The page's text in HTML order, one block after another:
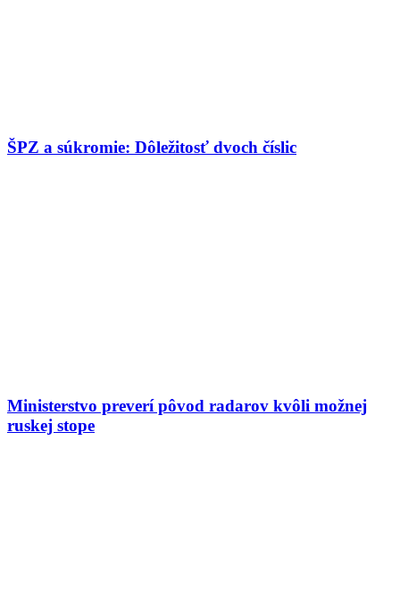
ŠPZ a súkromie: Dôležitosť dvoch číslic
Ministerstvo preverí pôvod radarov kvôli možnej
ruskej stope